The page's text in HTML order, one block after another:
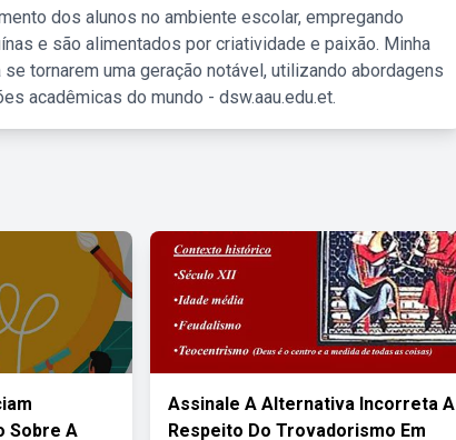
dos alunos no ambiente escolar, empregando
e são alimentados por criatividade e paixão. Minha
tornarem uma geração notável, utilizando abordagens
acadêmicas do mundo - dsw.aau.edu.et.
Sobre A
Assinale A Alternativa Incorreta A
Respeito Do Trovadorismo Em